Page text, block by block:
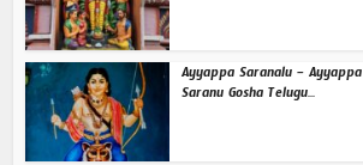
Ayyappa Saranalu – Ayyappa
Saranu Gosha Telugu...